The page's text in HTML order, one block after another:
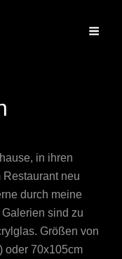
in ihren
Restaurant neu
durch meine
sind zu
Größen von
oder 70x105cm